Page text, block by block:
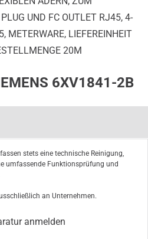
UND FC OUTLET RJ45, 4-
METERWARE, LIEFEREINHEIT
20M
6XV1841-2B
stets eine technische Reinigung,
umfassende Funktionsprüfung und
an Unternehmen.
anmelden